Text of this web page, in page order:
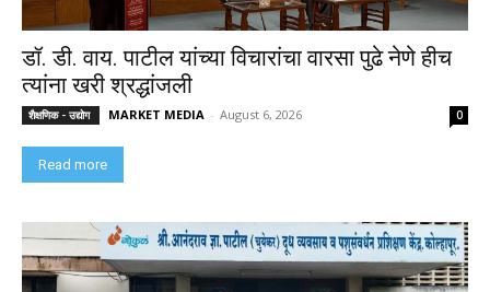
डॉ. डी. वाय. पाटील यांच्या विचारांचा वारसा पुढे नेणे हीच
त्यांना खरी श्रद्धांजली
शैक्षणिक - उद्योग MARKET MEDIA - August 6, 2026 0
Read more